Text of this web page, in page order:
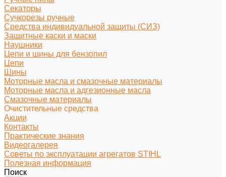
Секаторы
Сучкорезы ручные
Средства индивидуальной защиты (СИЗ)
Защитные каски и маски
Наушники
Цепи и шины для бензопил
Цепи
Шины
Моторные масла и смазочные материалы
Моторные масла и адгезионные масла
Смазочные материалы
Очистительные средства
Акции
Контакты
Практические знания
Видеогалерея
Советы по эксплуатации агрегатов STIHL
Полезная информация
Поиск